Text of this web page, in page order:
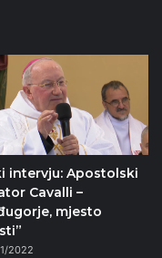
intervju: Apostolski
Cavalli –
mjesto
2022